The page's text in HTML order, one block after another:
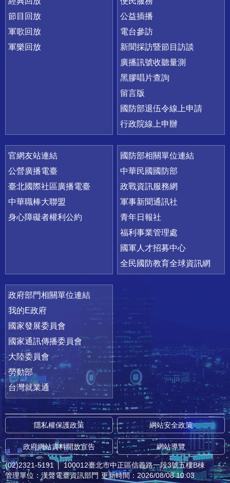
節目回放
軍歌回放
軍樂回放
公益插播
電台參訪
新聞採訪暨節目訪談
廣播訊號收聽量測
黑膠唱片查詢
留言版
國防部退伍令線上申請
行政院線上申辦
官網友站連結
公營廣播電臺
臺北國際社區廣播電臺
中華職棒大聯盟
身心障礙者權利公約
國防部相關單位連結
中華民國國防部
政戰資訊服務網
軍事新聞通訊社
青年日報社
福利事業管理處
國軍人才招募中心
全民國防教育全球資訊網
政府部門相關單位連結
我的E政府
國家發展委員會
國家通訊傳播委員會
大陸委員會
勞動部
台灣就業通
隱私權保護政策 網站安全政策
政府網站資料開放宣告 網站導覽
(02)2321-5191 │ 100012臺北市中正區信義路一段3號五樓B棟
管理單位：漢聲電臺資訊部門 更新時間：2026/08/08 10:03